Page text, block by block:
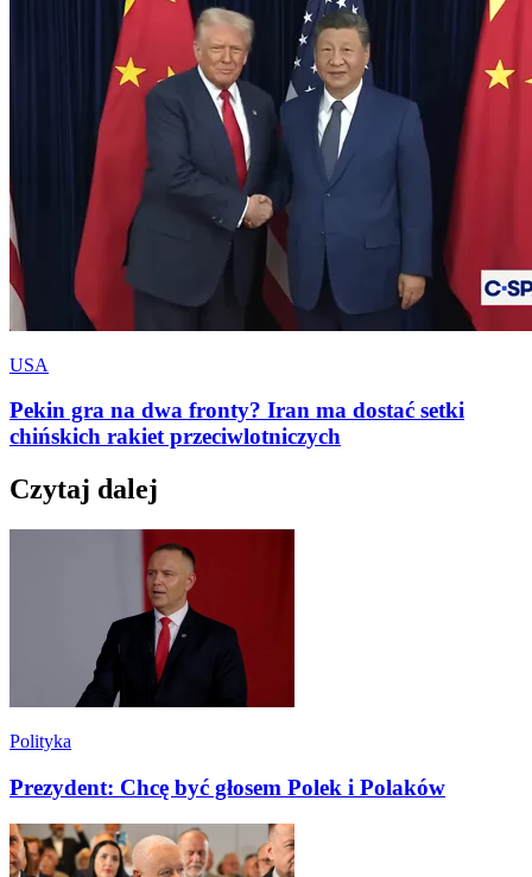
USA
Pekin gra na dwa fronty? Iran ma dostać setki
chińskich rakiet przeciwlotniczych
Czytaj dalej
Polityka
Prezydent: Chcę być głosem Polek i Polaków